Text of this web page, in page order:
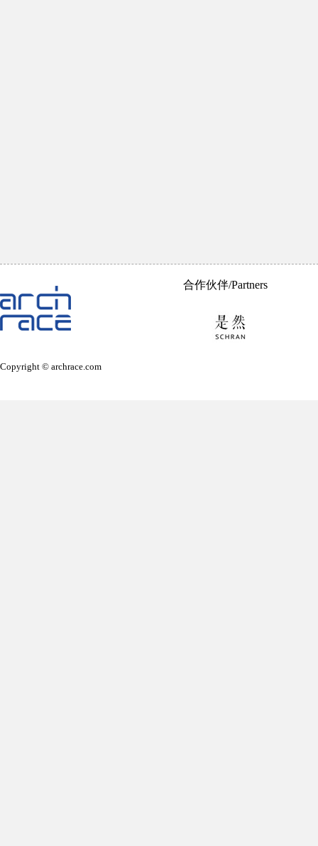
Copyright © archrace.com
合作伙伴/Partners